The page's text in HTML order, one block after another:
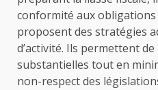
conformité aux obligations
proposent des stratégies
d’activité. Ils permettent
substantielles tout en
non-respect des